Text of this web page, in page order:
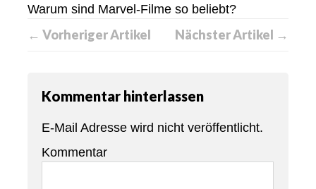
Warum sind Marvel-Filme so beliebt?
← Vorheriger Artikel Nächster Artikel →
Kommentar hinterlassen
E-Mail Adresse wird nicht veröffentlicht.
Kommentar